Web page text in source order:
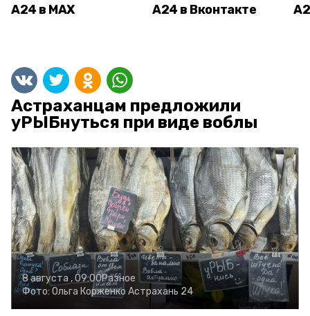
А24 в MAX А24 в Вконтакте
Астраханцам предложили
уРЫБнуться при виде воблы
8 августа , 09:00Разное
Фото: Ольга Корженко Астрахань 24